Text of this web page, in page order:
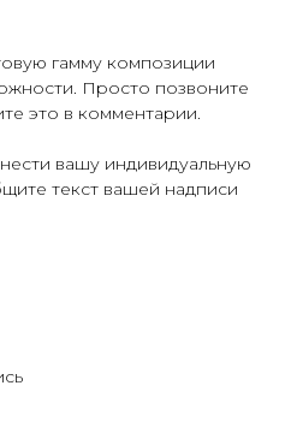
гамму композиции
Просто позвоните
это в комментарии.
вашу индивидуальную
текст вашей надписи